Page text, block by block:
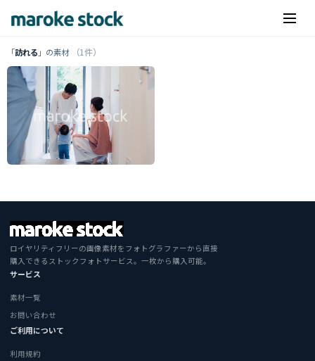
「訪れる 」の素材 （1件）
ロイヤリティフリーの画像素材をフォトグラファーから直接
購入できるストックフォトサービス。一枚から購入可能。
サービス
素材一覧
お問い合わせ
ご利用について
利用規約